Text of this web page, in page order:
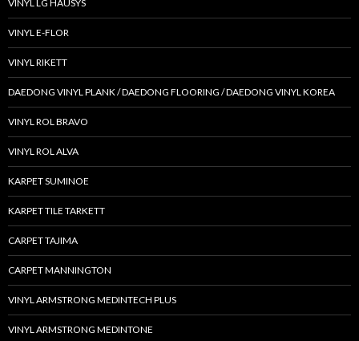
VINYL LG HAUSYS
VINYL E-FLOR
VINYL RIKETT
DAEDONG VINYL PLANK / DAEDONG FLOORING / DAEDONG VINYL KOREA
VINYL ROL BRAVO
VINYL ROL ALVA
KARPET SUMINOE
KARPET TILE TARKETT
CARPET TAJIMA
CARPET MANNINGTON
VINYL ARMSTRONG MEDINTECH PLUS
VINYL ARMSTRONG MEDINTONE